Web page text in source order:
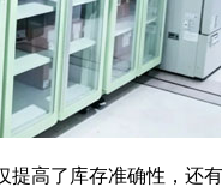
高了库存准确性，还